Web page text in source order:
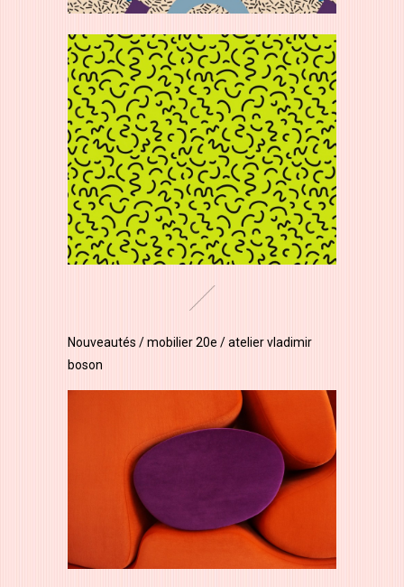
Nouveautés / mobilier 20e / atelier vladimir
boson